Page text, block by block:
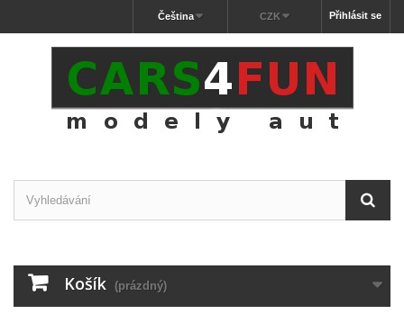
Přihlásit se
CZK
Čeština
Košík (prázdný)